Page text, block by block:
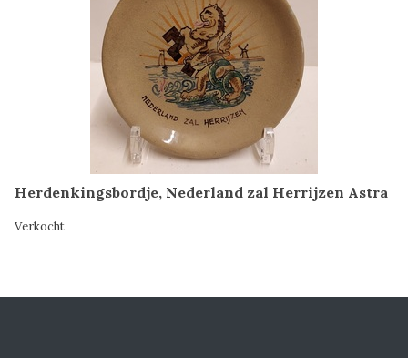
Herdenkingsbordje, Nederland zal Herrijzen Astra
Verkocht